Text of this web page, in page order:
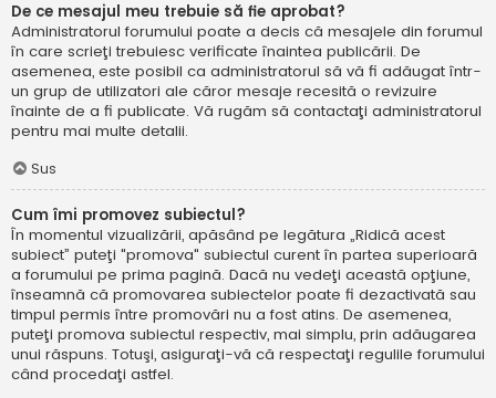
De ce mesajul meu trebuie să fie aprobat?
Administratorul forumului poate a decis că mesajele din forumul
în care scrieţi trebuiesc verificate înaintea publicării. De
asemenea, este posibil ca administratorul să vă fi adăugat într-
un grup de utilizatori ale căror mesaje recesită o revizuire
înainte de a fi publicate. Vă rugăm să contactaţi administratorul
pentru mai multe detalii.
Sus
Cum îmi promovez subiectul?
În momentul vizualizării, apăsând pe legătura „Ridică acest
subiect” puteţi "promova" subiectul curent în partea superioară
a forumului pe prima pagină. Dacă nu vedeţi această opţiune,
înseamnă că promovarea subiectelor poate fi dezactivată sau
timpul permis între promovări nu a fost atins. De asemenea,
puteţi promova subiectul respectiv, mai simplu, prin adăugarea
unui răspuns. Totuşi, asiguraţi-vă că respectaţi regulile forumului
când procedaţi astfel.